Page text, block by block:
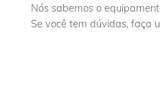
Nós sabemos o
Se você tem dúvidas, faça